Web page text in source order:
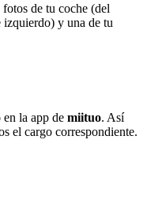
de tu coche (del
izquierdo) y una de tu
la app de miituo. Así
el cargo correspondiente.